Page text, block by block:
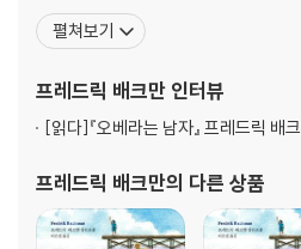
26 오베라는 남자와 더는 자전거 하나 못
28 오베였던 남자와 루네였던 남자
29 오베라는 남자와 동성애자
31 오베라는 남자가 트레일러를 후진시키
32 오베라는 남자는 망할 놈의 호텔 주인
33 오베라는 남자와 평소와는 다른 시찰
간 즉시 굉장한 인기를 모았고, 인구 9
상, 전 세계 280만 부 이상 판매되었다.
미국에서 가장 많이 팔린 책의 자리에
펼쳐보기
프레드릭 배크만 인터뷰
[읽다]『오베라는 남자』 프레드릭
프레드릭 배크만의 다른 상품